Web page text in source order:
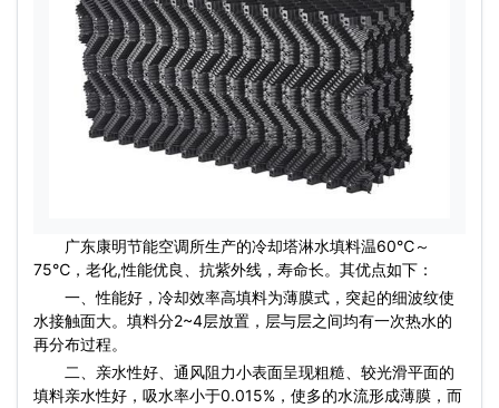
广东康明节能空调所生产的冷却塔淋水填料温60℃～
75℃，老化,性能优良、抗紫外线，寿命长。其优点如下：
一、性能好，冷却效率高填料为薄膜式，突起的细波纹使
水接触面大。填料分2~4层放置，层与层之间均有一次热水的
再分布过程。
二、亲水性好、通风阻力小表面呈现粗糙、较光滑平面的
填料亲水性好，吸水率小于0.015%，使多的水流形成薄膜，而